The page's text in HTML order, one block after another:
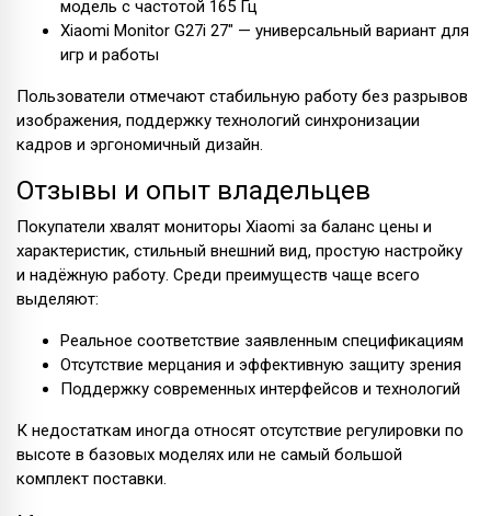
модель с частотой 165 Гц
Xiaomi Monitor G27i 27" — универсальный вариант для
игр и работы
Пользователи отмечают стабильную работу без разрывов
изображения, поддержку технологий синхронизации
кадров и эргономичный дизайн.
Отзывы и опыт владельцев
Покупатели хвалят мониторы Xiaomi за баланс цены и
характеристик, стильный внешний вид, простую настройку
и надёжную работу. Среди преимуществ чаще всего
выделяют:
Реальное соответствие заявленным спецификациям
Отсутствие мерцания и эффективную защиту зрения
Поддержку современных интерфейсов и технологий
К недостаткам иногда относят отсутствие регулировки по
высоте в базовых моделях или не самый большой
комплект поставки.